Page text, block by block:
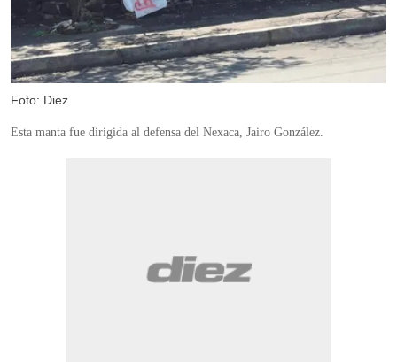
Foto: Diez
Esta manta fue dirigida al defensa del Nexaca, Jairo González.